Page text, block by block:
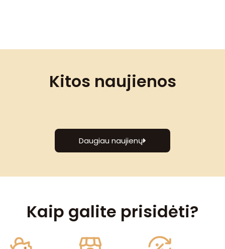
Kitos naujienos
Daugiau naujienų
Kaip galite prisidėti?